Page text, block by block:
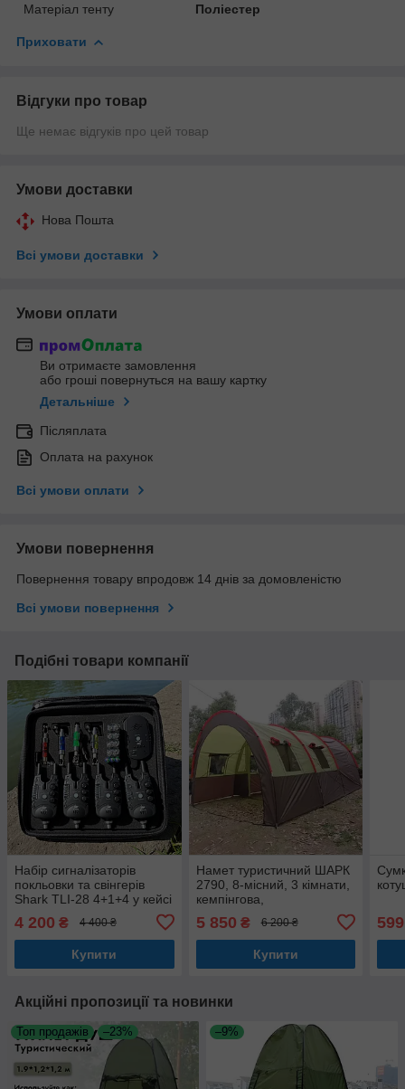
Матеріал тенту
Поліестер
Приховати
Відгуки про товар
Ще немає відгуків про цей товар
Умови доставки
Нова Пошта
Всі умови доставки
Умови оплати
Ви отримаєте замовлення
або гроші повернуться на вашу картку
Детальніше
Післяплата
Оплата на рахунок
Всі умови оплати
Умови повернення
Повернення товару впродовж 14 днів за домовленістю
Всі умови повернення
Подібні товари компанії
Набір сигналізаторів
покльовки та свінгерів
Shark TLI-28 4+1+4 у кейсі
4 200 ₴ 4 400 ₴
Купити
Намет туристичний ШАРК
2790, 8-місний, 3 кімнати,
кемпінгова,
5 850 ₴ 6 200 ₴
Купити
599
Акційні пропозиції та новинки
Топ продажів –23% –9%